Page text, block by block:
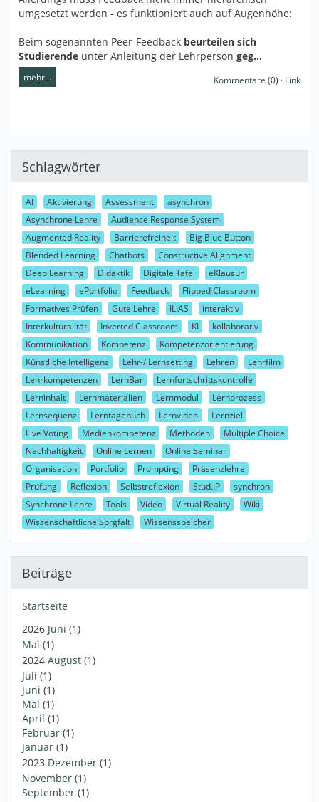
umgesetzt werden - es funktioniert auch auf Augenhöhe:
Beim sogenannten Peer-Feedback beurteilen sich
Studierende unter Anleitung der Lehrperson geg…
mehr… Kommentare (0) · Link
Schlagwörter
AI Aktivierung Assessment
asynchron
Asynchrone Lehre
Audience Response System
Augmented Reality
Barrierefreiheit
Big Blue Button
Blended Learning
Chatbots
Constructive Alignment
Deep Learning
Didaktik Digitale Tafel
eKlausur
eLearning
ePortfolio Feedback
Flipped Classroom
Formatives Prüfen
Gute Lehre ILIAS
interaktiv
Interkulturalität
Inverted Classroom KI
kollaborativ
Kommunikation
Kompetenz
Kompetenzorientierung
Künstliche Intelligenz
Lehr-/ Lernsetting Lehren
Lehrfilm
Lehrkompetenzen
LernBar
Lernfortschrittskontrolle
Lerninhalt
Lernmaterialien Lernmodul
Lernprozess
Lernsequenz
Lerntagebuch Lernvideo
Lernziel
Live Voting
Medienkompetenz Methoden
Multiple Choice
Nachhaltigkeit
Online Lernen
Online Seminar
Organisation
Portfolio Prompting
Präsenzlehre
Prüfung
Reflexion Selbstreflexion Stud.IP
synchron
Synchrone Lehre
Tools Video Virtual Reality
Wiki
Wissenschaftliche Sorgfalt
Wissensspeicher
Beiträge
Startseite
2026 Juni (1)
Mai (1)
2024 August (1)
Juli (1)
Juni (1)
Mai (1)
April (1)
Februar (1)
Januar (1)
2023 Dezember (1)
November (1)
September (1)